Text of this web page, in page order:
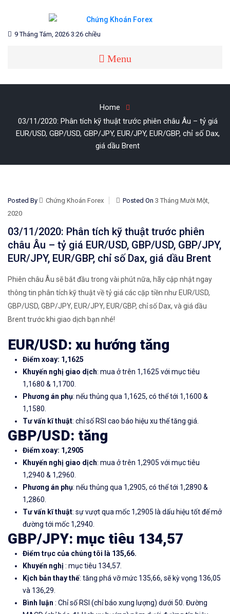
content
CHỨNG KHOÁN FOREX
Blog chia sẻ về Chứng Khoán và Forex
9 Tháng Tám, 2026 3:26 chiều
Menu
Home
03/11/2020: Phân tích kỹ thuật trước phiên châu Âu – tỷ giá
EUR/USD, GBP/USD, GBP/JPY, EUR/JPY, EUR/GBP, chỉ số Dax,
giá dầu Brent
Posted By Chứng Khoán Forex Posted On 3 Tháng Mười Một,
2020
03/11/2020: Phân tích kỹ thuật trước phiên
châu Âu – tỷ giá EUR/USD, GBP/USD, GBP/JPY,
EUR/JPY, EUR/GBP, chỉ số Dax, giá dầu Brent
Phiên châu Âu sẽ bắt đầu trong vài phút nữa, hãy cập nhật ngay
thông tin phân tích kỹ thuật về tỷ giá các cặp tiền như EUR/USD,
GBP/USD, GBP/JPY, EUR/JPY, EUR/GBP, chỉ số Dax, và giá dầu
Brent trước khi giao dịch bạn nhé!
EUR/USD: xu hướng tăng
Điểm xoay: 1,1625
Khuyến nghị giao dịch: mua ở trên 1,1625 với mục tiêu
1,1680 & 1,1700.
Phương án phụ: nếu thủng qua 1,1625, có thể tới 1,1600 &
1,1580.
Tư vấn kĩ thuật: chỉ số RSI cao báo hiệu xu thế tăng giá.
GBP/USD: tăng
Điểm xoay: 1,2905
Khuyến nghị giao dịch: mua ở trên 1,2905 với mục tiêu
1,2940 & 1,2960.
Phương án phụ: nếu thủng qua 1,2905, có thể tới 1,2890 &
1,2860.
Tư vấn kĩ thuật: sự vượt qua mốc 1,2905 là dấu hiệu tốt đế mở
đường tới mốc 1,2940.
GBP/JPY: mục tiêu 134,57
Điểm trục của chúng tôi là 135,66.
Khuyến nghị : mục tiêu 134,57.
Kịch bản thay thế: tăng phá vỡ mức 135,66, sẽ kỳ vọng 136,05
và 136,29.
Bình luận : Chỉ số RSI (chỉ báo xung lượng) dưới 50. Đường